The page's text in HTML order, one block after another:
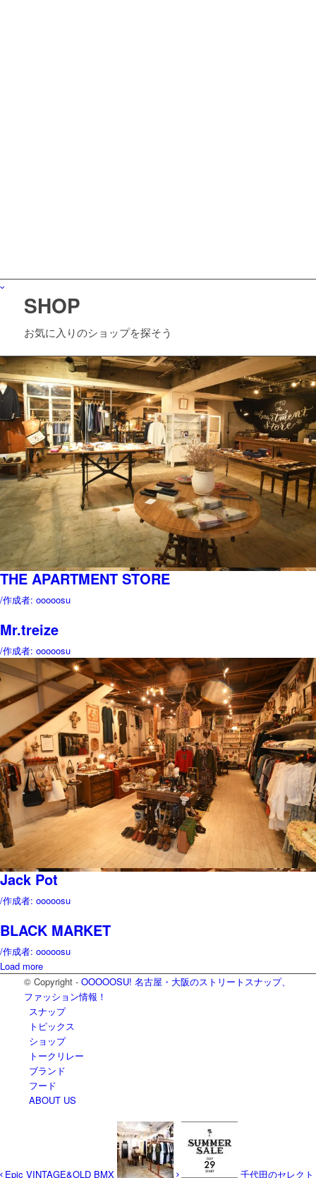
SHOP
お気に入りのショップを探そう
THE APARTMENT STORE
/作成者: ooooosu
Mr.treize
/作成者: ooooosu
Jack Pot
/作成者: ooooosu
BLACK MARKET
/作成者: ooooosu
Load more
© Copyright - OOOOOSU! 名古屋・大阪のストリートスナップ、
ファッション情報！
スナップ
トピックス
ショップ
トークリレー
ブランド
フード
ABOUT US
Epic VINTAGE&OLD BMX 千代田のセレクト